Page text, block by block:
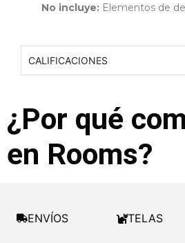
No incluye: Elementos de
CALIFICACIONES
¿Por qué
en Rooms?
ENVÍOS TELAS